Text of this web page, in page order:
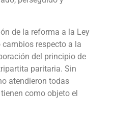
de la reforma a la Ley
cambios respecto a la
del principio de
paritaria. Sin
atendieron todas
como objeto el